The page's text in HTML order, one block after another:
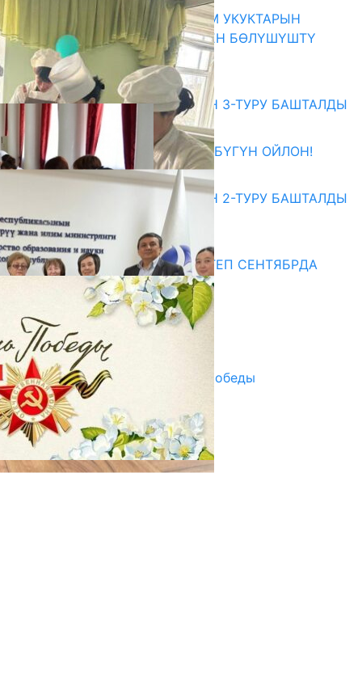
КЫРГЫЗ ЭКСПЕРТТЕРИ АДАМ УКУКТАРЫН
ОКУТУУ ТАЖРЫЙБАСЫ МЕНЕН БӨЛҮШҮШТҮ
06.08.2026
Абитуриент
ЖОЖДОРГО КАБЫЛ АЛУУНУН 3-ТУРУ БАШТАЛДЫ
27.07.2026
ӨЗҮҢДҮН КЕЛЕЧЕГИҢ ҮЧҮН БҮГҮН ОЙЛОН!
20.07.2026
ЖОЖДОРГО КАБЫЛ АЛУУНУН 2-ТУРУ БАШТАЛДЫ
20.07.2026
Медиа
СУЗАКТА 750 ОРУНДУУ МЕКТЕП СЕНТЯБРДА
ПАЙДАЛАНУУГА БЕРИЛЕТ
07.08.2025
Улуу Жеңиштин жандуу сөзү
29.04.2025
Награды в преддверии Дня Победы
29.04.2025